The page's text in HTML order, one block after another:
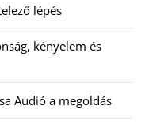
lépés
kényelem és
Audió a megoldás